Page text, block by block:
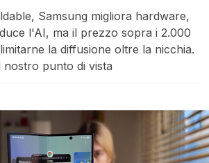
Samsung migliora hardware,
l'AI, ma il prezzo sopra i 2.000
la diffusione oltre la nicchia.
nostro punto di vista